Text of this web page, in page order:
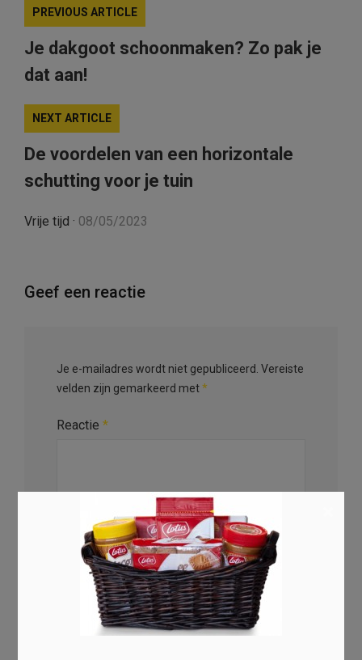
PREVIOUS ARTICLE
Je dakgoot schoonmaken? Zo pak je
dat aan!
NEXT ARTICLE
De voordelen van een horizontale
schutting voor je tuin
Vrije tijd · 08/05/2023
Geef een reactie
Je e-mailadres wordt niet gepubliceerd. Vereiste
velden zijn gemarkeerd met*
Reactie *
*